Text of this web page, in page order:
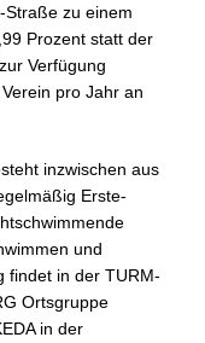
Straße zu einem
Prozent statt der
Verfügung
pro Jahr an
inzwischen aus
Erste-
und
findet in der TURM-
Ortsgruppe
in der